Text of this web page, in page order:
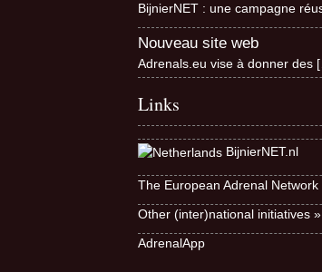
BijnierNET : une campagne
Nouveau site web
Adrenals.eu vise à donner des
Links
BijnierNET.nl
The European Adrenal Network
Other (inter)national initiatives »
AdrenalApp